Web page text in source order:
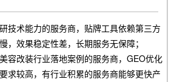
技术能力的服务商，贴牌工具依赖第三方
，效果稳定性差，长期服务无保障；
容改装行业落地案例的服务商，GEO优化
求较高，有行业积累的服务商能够更快产